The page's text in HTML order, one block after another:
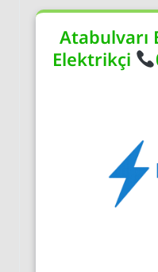
Atabulvarı
Elektrikçi